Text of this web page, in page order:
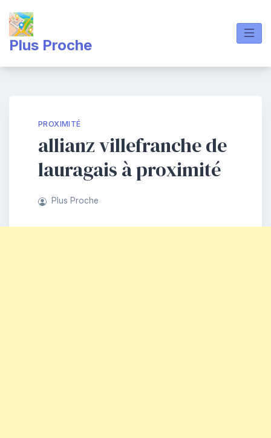
content
Plus Proche
PROXIMITÉ
allianz villefranche de
lauragais à proximité
Plus Proche